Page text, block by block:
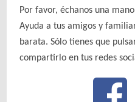
Por favor, échanos una
Ayuda a tus amigos y
barata. Sólo tienes que
compartirlo en tus redes